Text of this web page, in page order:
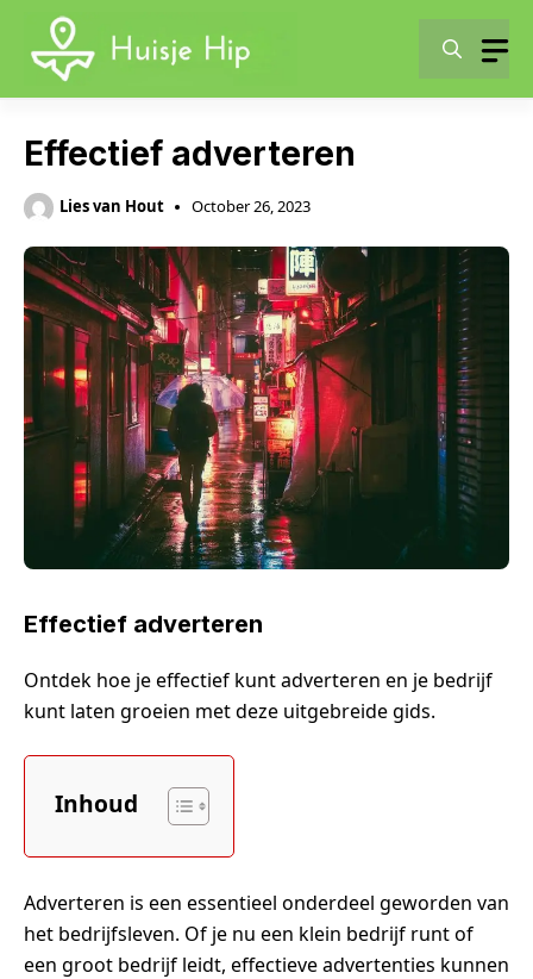
content
Effectief adverteren
Lies van Hout October 26, 2023
Effectief adverteren
Ontdek hoe je effectief kunt adverteren en je bedrijf
kunt laten groeien met deze uitgebreide gids.
Inhoud
Adverteren is een essentieel onderdeel geworden van
het bedrijfsleven. Of je nu een klein bedrijf runt of
een groot bedrijf leidt, effectieve advertenties kunnen